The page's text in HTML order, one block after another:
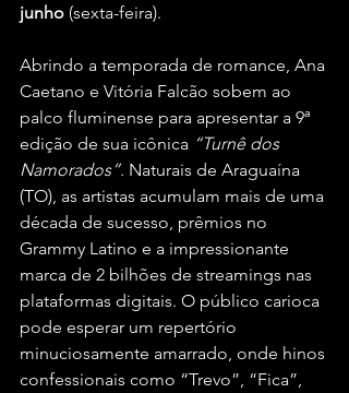
junho (sexta-feira).
Abrindo a temporada de romance, Ana
Caetano e Vitória Falcão sobem ao
palco fluminense para apresentar a 9ª
edição de sua icônica “Turnê dos
Namorados”. Naturais de Araguaína
(TO), as artistas acumulam mais de uma
década de sucesso, prêmios no
Grammy Latino e a impressionante
marca de 2 bilhões de streamings nas
plataformas digitais. O público carioca
pode esperar um repertório
minuciosamente amarrado, onde hinos
confessionais como “Trevo”, “Fica”,